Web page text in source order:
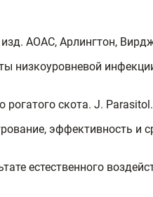
AOAC, Арлингтон,
низкоуровневой
скота. J.
эффективность и
естественного